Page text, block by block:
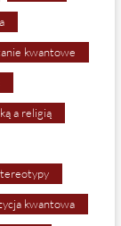
kwantowe
a religią
kwantowa